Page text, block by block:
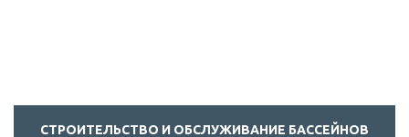
СТРОИТЕЛЬСТВО И ОБСЛУЖИВАНИЕ БАССЕЙНОВ